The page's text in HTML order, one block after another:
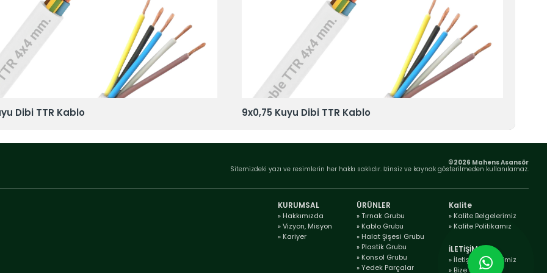
Dibi TTR Kablo 9x0,75 Kuyu Dibi TTR Kablo
©2026 Mahens Asansör
Sitemizdeki yazı ve resimlerin her hakkı saklıdır. İzinsiz ve kaynak gösterilmeden kullanılamaz.
KURUMSAL
» Hakkımızda
» Vizyon, Misyon
» Kariyer
ÜRÜNLER
» Tırnak Grubu
» Kablo Grubu
» Halat Şişesi Grubu
» Plastik Grubu
» Konsol Grubu
» Yedek Parçalar
Kalite
» Kalite Belgelerimiz
» Kalite Politikamız
İLETİŞİM
» İletişim Bilgilerimiz
» Bize Ulaşın